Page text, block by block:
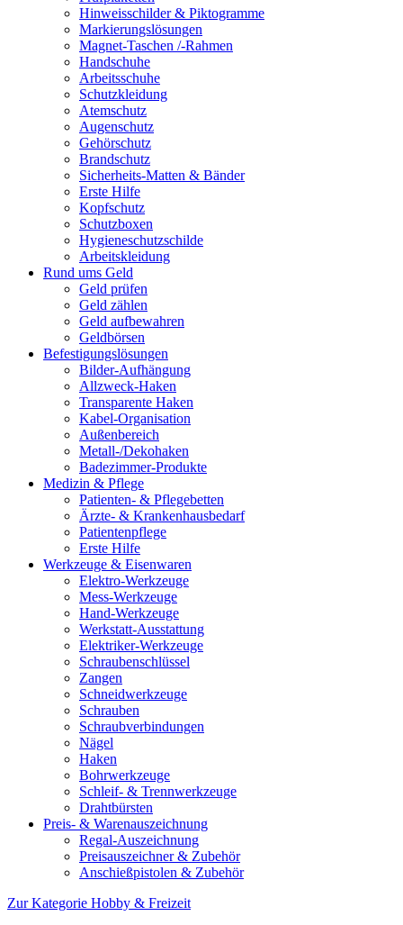
Hinweisschilder & Piktogramme
Markierungslösungen
Magnet-Taschen /-Rahmen
Handschuhe
Arbeitsschuhe
Schutzkleidung
Atemschutz
Augenschutz
Gehörschutz
Brandschutz
Sicherheits-Matten & Bänder
Erste Hilfe
Kopfschutz
Schutzboxen
Hygieneschutzschilde
Arbeitskleidung
Rund ums Geld
Geld prüfen
Geld zählen
Geld aufbewahren
Geldbörsen
Befestigungslösungen
Bilder-Aufhängung
Allzweck-Haken
Transparente Haken
Kabel-Organisation
Außenbereich
Metall-/Dekohaken
Badezimmer-Produkte
Medizin & Pflege
Patienten- & Pflegebetten
Ärzte- & Krankenhausbedarf
Patientenpflege
Erste Hilfe
Werkzeuge & Eisenwaren
Elektro-Werkzeuge
Mess-Werkzeuge
Hand-Werkzeuge
Werkstatt-Ausstattung
Elektriker-Werkzeuge
Schraubenschlüssel
Zangen
Schneidwerkzeuge
Schrauben
Schraubverbindungen
Nägel
Haken
Bohrwerkzeuge
Schleif- & Trennwerkzeuge
Drahtbürsten
Preis- & Warenauszeichnung
Regal-Auszeichnung
Preisauszeichner & Zubehör
Anschießpistolen & Zubehör
Zur Kategorie Hobby & Freizeit